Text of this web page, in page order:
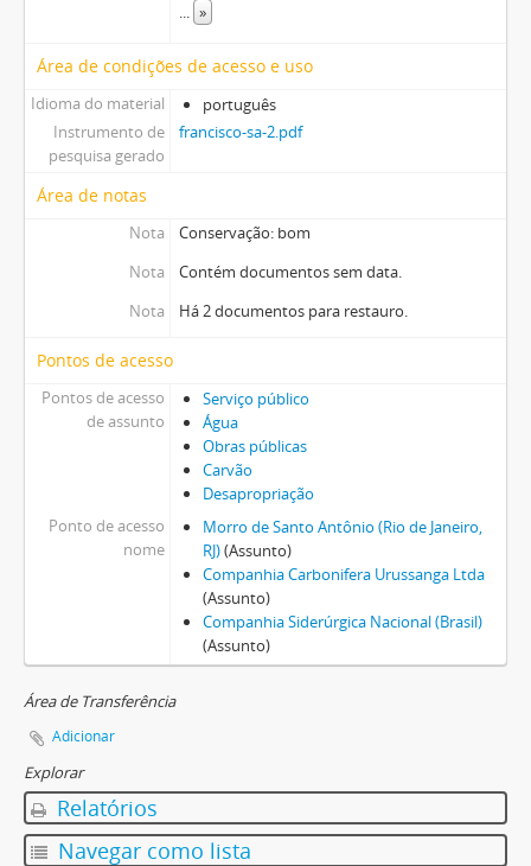
... »
Área de condições de acesso e uso
Idioma do material
português
Instrumento de
pesquisa gerado
francisco-sa-2.pdf
Área de notas
Nota
Conservação: bom
Nota
Contém documentos sem data.
Nota
Há 2 documentos para restauro.
Pontos de acesso
Pontos de acesso
de assunto
Serviço público
Água
Obras públicas
Carvão
Desapropriação
Ponto de acesso
nome
Morro de Santo Antônio (Rio de Janeiro,
RJ)(Assunto)
Companhia Carbonifera Urussanga Ltda
(Assunto)
Companhia Siderúrgica Nacional (Brasil)
(Assunto)
Área de Transferência
Adicionar
Explorar
Relatórios
Navegar como lista